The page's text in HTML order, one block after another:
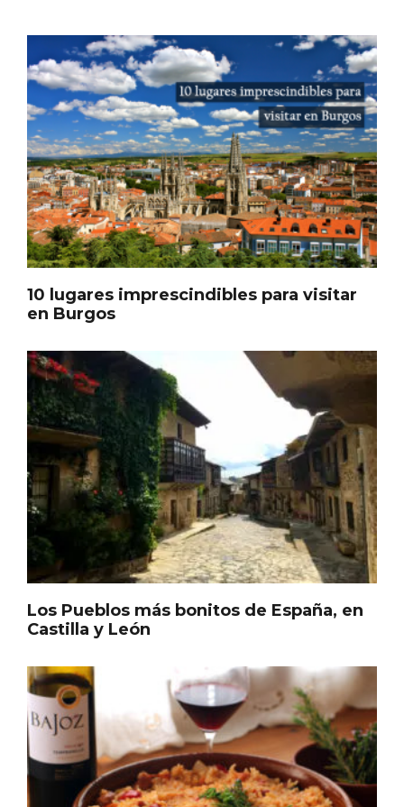
10 lugares imprescindibles para visitar
en Burgos
Los Pueblos más bonitos de España, en
Castilla y León
Inauguración del Árbol de Navidad a
ganchillo de Moradillo de Roa
El árbol de Navidad de Fuenterrebollo